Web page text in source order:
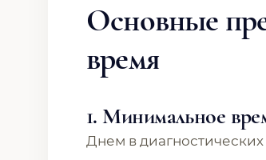
Основные
время
1. Минимальное
Днем в